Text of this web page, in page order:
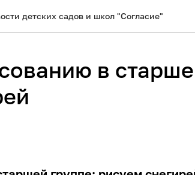
детских садов и школ "Согласие"
в